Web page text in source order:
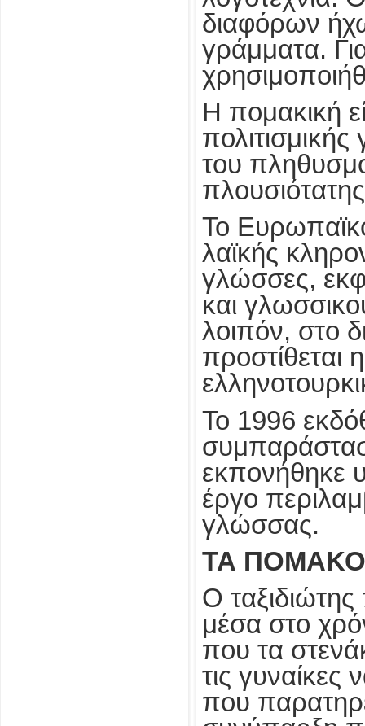
διαφόρων
γράμματα.
Η πομακική
του
Το
λαϊκής
γλώσσες,
και
λοιπόν, στο
προστίθεται
Το 1996
εκπονήθηκε
έργο
γλώσσας.
ΤΑ
Ο
μέσα στο
που τα
τις γυναίκες
που